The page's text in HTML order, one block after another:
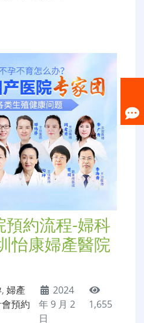
預約流程-婦科
怡康婦產醫院
, 婦產
預約
2024
年 9 月 2
日
1,655